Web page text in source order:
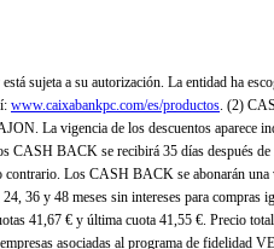
a su autorización. La entidad ha
www.caixabankpc.com/es/productos. (2)
La vigencia de los descuentos aparece
BACK se recibirá 35 días después de
Los CASH BACK se abonarán
36 y 48 meses sin intereses para
41,67 € y última cuota 41,55 €. Precio
asociadas al programa de fidelidad